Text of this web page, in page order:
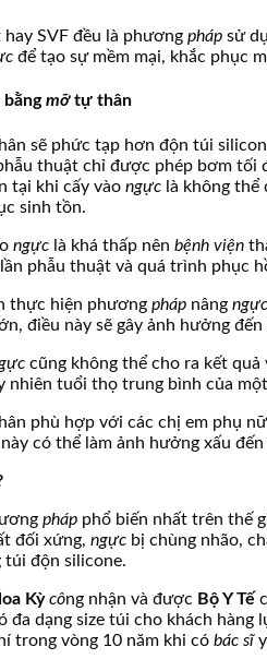
SVF đều là phương pháp sử
để tạo sự mềm mại, khắc phục
bằngmỡtự thân
sẽ phức tạp hơn độn túi
thuật chỉ được phép bơm tối
tại khi cấy vào ngực là không
sinh tồn.
ngực là khá thấp nên bệnh viện
phẫu thuật và quá trình phục
thực hiện phương pháp nâng ngực
điều này sẽ gây ảnh hưởng
cũng không thể cho ra kết
nhiên tuổi thọ trung bình của
phù hợp với các chị em phụ
có thể làm ảnh hưởng xấu
pháp phổ biến nhất trên thế
đối xứng, ngực bị chùng nhão,
túi độn silicone.
Kỳ công nhận và được Bộ Y Tế
đa dạng size túi cho khách
trong vòng 10 năm khi có bác sĩ